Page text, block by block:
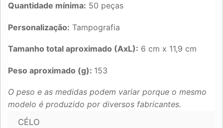
Quantidade mínima: 50 peças
Personalização: Tampografia
Tamanho total aproximado (AxL): 6 cm x 11,9 cm
Peso aproximado (g): 153
O peso e as medidas podem variar porque o mesmo
modelo é produzido por diversos fabricantes.
CÉLO